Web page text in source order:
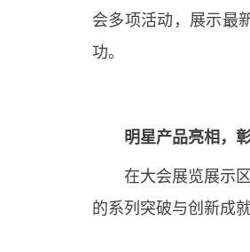
会多项活动，展示最
功。
明星产品亮相，
在大会展览展示
的系列突破与创新成